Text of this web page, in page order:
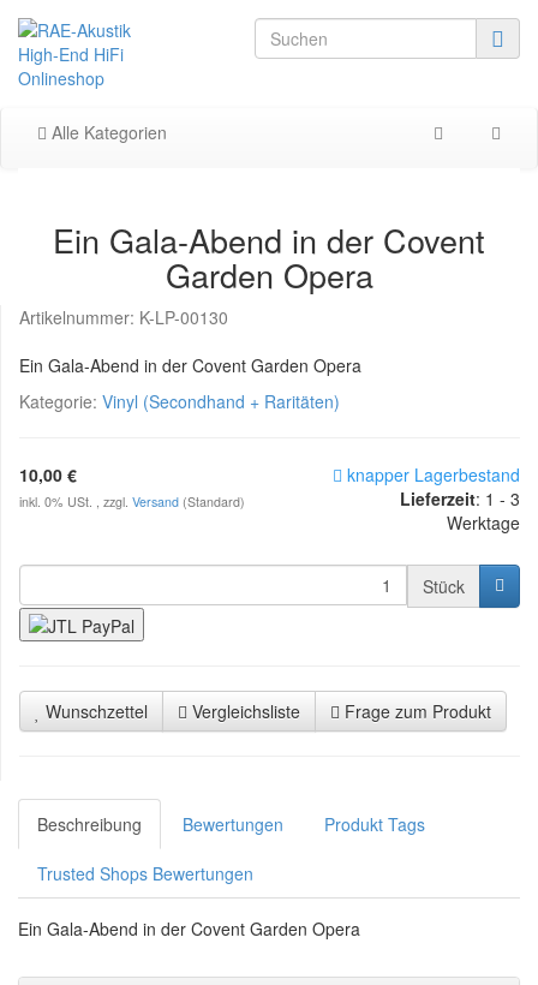
Alle Kategorien
Ein Gala-Abend in der Covent
Garden Opera
Artikelnummer: K-LP-00130
Ein Gala-Abend in der Covent Garden Opera
Kategorie: Vinyl (Secondhand + Raritäten)
10,00 €
inkl. 0% USt. , zzgl. Versand (Standard)
knapper Lagerbestand
Lieferzeit: 1 - 3
Werktage
Stück
Wunschzettel Vergleichsliste Frage zum Produkt
Beschreibung Bewertungen Produkt Tags
Trusted Shops Bewertungen
Ein Gala-Abend in der Covent Garden Opera